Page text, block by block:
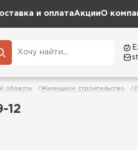
и оплатаАкцииО
области Жилищное строительство
12